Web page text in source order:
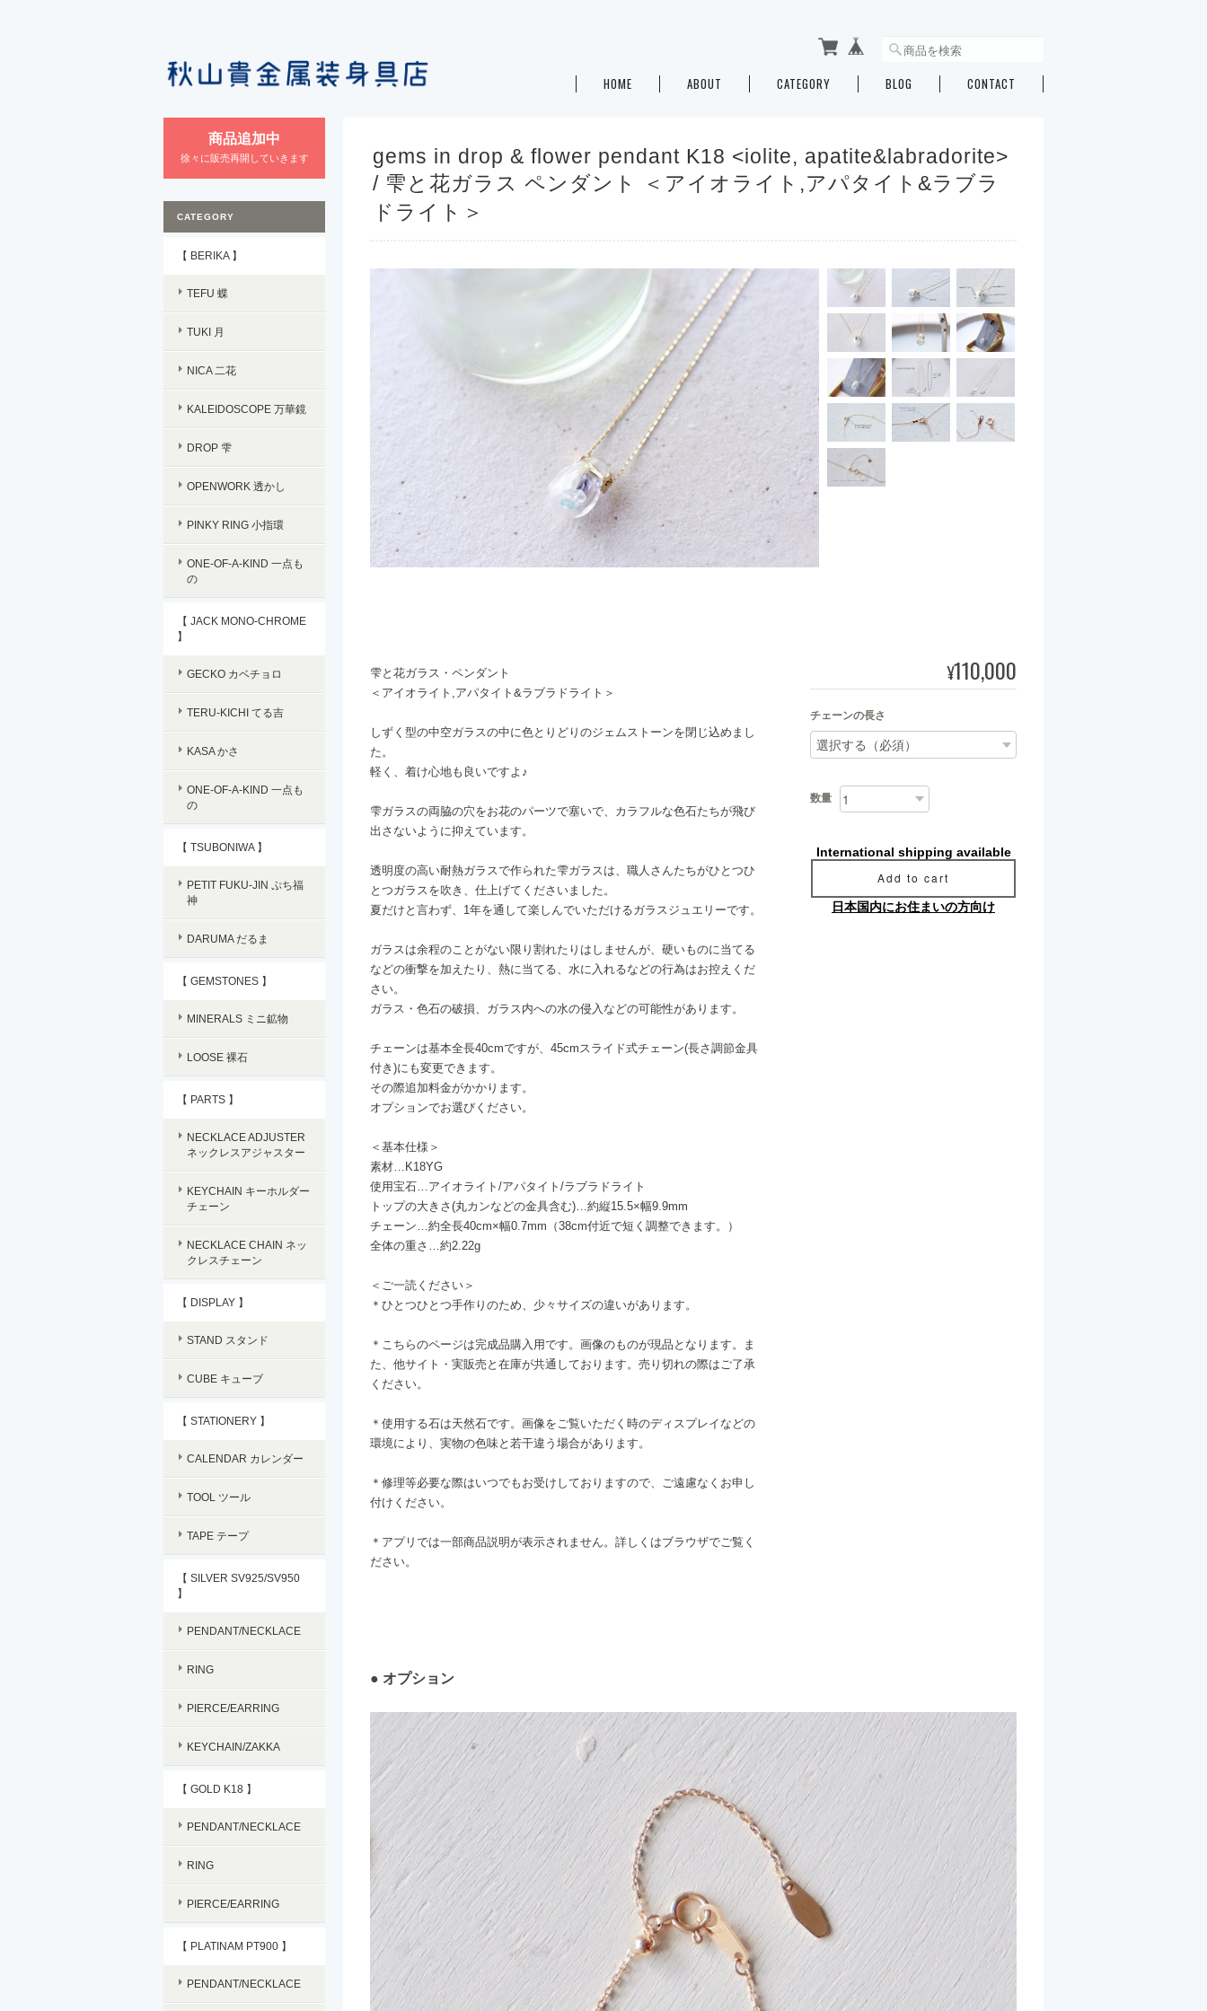
HOME ABOUT CATEGORY BLOG CONTACT
gems in drop & flower pendant K18 <iolite, apatite&labradorite>
/ 雫と花ガラス ペンダント ＜アイオライト,アパタイト&ラブラ
ドライト＞
雫と花ガラス・ペンダント
＜アイオライト,アパタイト&ラブラドライト＞
しずく型の中空ガラスの中に色とりどりのジェムストーンを閉じ込めまし
た。
軽く、着け心地も良いですよ♪
雫ガラスの両脇の穴をお花のパーツで塞いで、カラフルな色石たちが飛び
出さないように抑えています。
透明度の高い耐熱ガラスで作られた雫ガラスは、職人さんたちがひとつひ
とつガラスを吹き、仕上げてくださいました。
夏だけと言わず、1年を通して楽しんでいただけるガラスジュエリーです。
ガラスは余程のことがない限り割れたりはしませんが、硬いものに当てる
などの衝撃を加えたり、熱に当てる、水に入れるなどの行為はお控えくだ
さい。
ガラス・色石の破損、ガラス内への水の侵入などの可能性があります。
チェーンは基本全長40cmですが、45cmスライド式チェーン(長さ調節金具
付き)にも変更できます。
その際追加料金がかかります。
オプションでお選びください。
＜基本仕様＞
素材…K18YG
使用宝石…アイオライト/アパタイト/ラブラドライト
トップの大きさ(丸カンなどの金具含む)…約縦15.5×幅9.9mm
チェーン…約全長40cm×幅0.7mm（38cm付近で短く調整できます。）
全体の重さ…約2.22g
＜ご一読ください＞
＊ひとつひとつ手作りのため、少々サイズの違いがあります。
＊こちらのページは完成品購入用です。画像のものが現品となります。ま
た、他サイト・実販売と在庫が共通しております。売り切れの際はご了承
ください。
＊使用する石は天然石です。画像をご覧いただく時のディスプレイなどの
環境により、実物の色味と若干違う場合があります。
＊修理等必要な際はいつでもお受けしておりますので、ご遠慮なくお申し
付けください。
＊アプリでは一部商品説明が表示されません。詳しくはブラウザでご覧く
ださい。
¥110,000
チェーンの長さ
数量
International shipping available
Add to cart
日本国内にお住まいの方向け
● オプション
商品追加中
徐々に販売再開していきます
CATEGORY
【 BERIKA 】
TEFU 蝶
TUKI 月
NICA 二花
KALEIDOSCOPE 万華鏡
DROP 雫
OPENWORK 透かし
PINKY RING 小指環
ONE-OF-A-KIND 一点も
の
【 JACK MONO-CHROME
】
GECKO カベチョロ
TERU-KICHI てる吉
KASA かさ
ONE-OF-A-KIND 一点も
の
【 TSUBONIWA 】
PETIT FUKU-JIN ぷち福
神
DARUMA だるま
【 GEMSTONES 】
MINERALS ミニ鉱物
LOOSE 裸石
【 PARTS 】
NECKLACE ADJUSTER
ネックレスアジャスター
KEYCHAIN キーホルダー
チェーン
NECKLACE CHAIN ネッ
クレスチェーン
【 DISPLAY 】
STAND スタンド
CUBE キューブ
【 STATIONERY 】
CALENDAR カレンダー
TOOL ツール
TAPE テープ
【 SILVER SV925/SV950
】
PENDANT/NECKLACE
RING
PIERCE/EARRING
KEYCHAIN/ZAKKA
【 GOLD K18 】
PENDANT/NECKLACE
RING
PIERCE/EARRING
【 PLATINAM PT900 】
PENDANT/NECKLACE